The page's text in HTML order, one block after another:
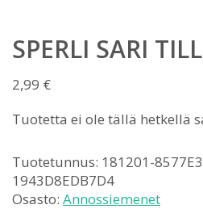
SPERLI SARI
2,99 €
Tuotetta ei ole tällä hetkellä
Tuotetunnus: 181201-
1943D8EDB7D4
Osasto: Annossiemenet